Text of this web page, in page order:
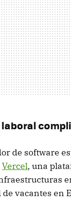
de software
Vercel, una
vacantes en